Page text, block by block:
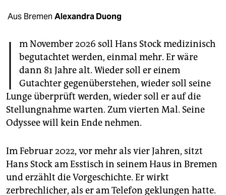
Aus Bremen Alexandra Duong
I
m November 2026 soll Hans Stock medizinisch
begutachtet werden, einmal mehr. Er wäre
dann 81 Jahre alt. Wieder soll er einem
Gutachter gegenüberstehen, wieder soll seine
Lunge überprüft werden, wieder soll er auf die
Stellungnahme warten. Zum vierten Mal. Seine
Odyssee will kein Ende nehmen.
Im Februar 2022, vor mehr als vier Jahren, sitzt
Hans Stock am Esstisch in seinem Haus in Bremen
und erzählt die Vorgeschichte. Er wirkt
zerbrechlicher, als er am Telefon geklungen hatte.